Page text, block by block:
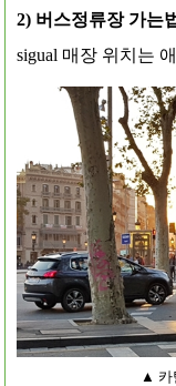
2) 버스정류장 가는
sigual 매장 위치는
▲ 카